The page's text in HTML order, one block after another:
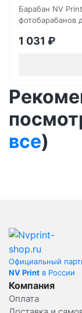
Барабан NV
фотобарабанов
1 031 ₽
все)
Официальный
NV Print в России
Компания
Оплата